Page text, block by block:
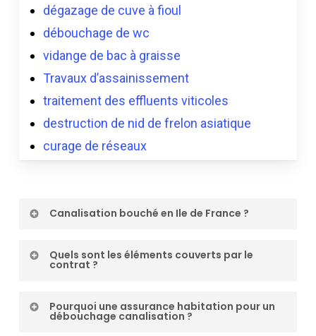
dégazage de cuve à fioul
débouchage de wc
vidange de bac à graisse
Travaux d’assainissement
traitement des effluents viticoles
destruction de nid de frelon asiatique
curage de réseaux
Canalisation bouché en Ile de France ?
Le débouchage ou la réparation des
canalisations d’évacuation privatives à
toilettes, de l’évier ou de la baignoire ou à
Quels sont les éléments couverts par le
contrat ?
Les Canalisations d’évacuation d’eaux vannes
et d’eaux usées (des WC, de l’évier, de la
Pourquoi une assurance habitation pour un
débouchage canalisation ?